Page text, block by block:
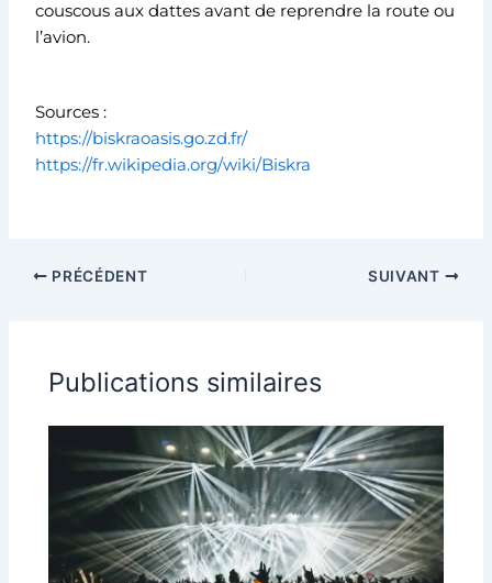
couscous aux dattes avant de reprendre la route ou
l’avion.
Sources :
https://biskraoasis.go.zd.fr/
https://fr.wikipedia.org/wiki/Biskra
PRÉCÉDENT SUIVANT
Publications similaires